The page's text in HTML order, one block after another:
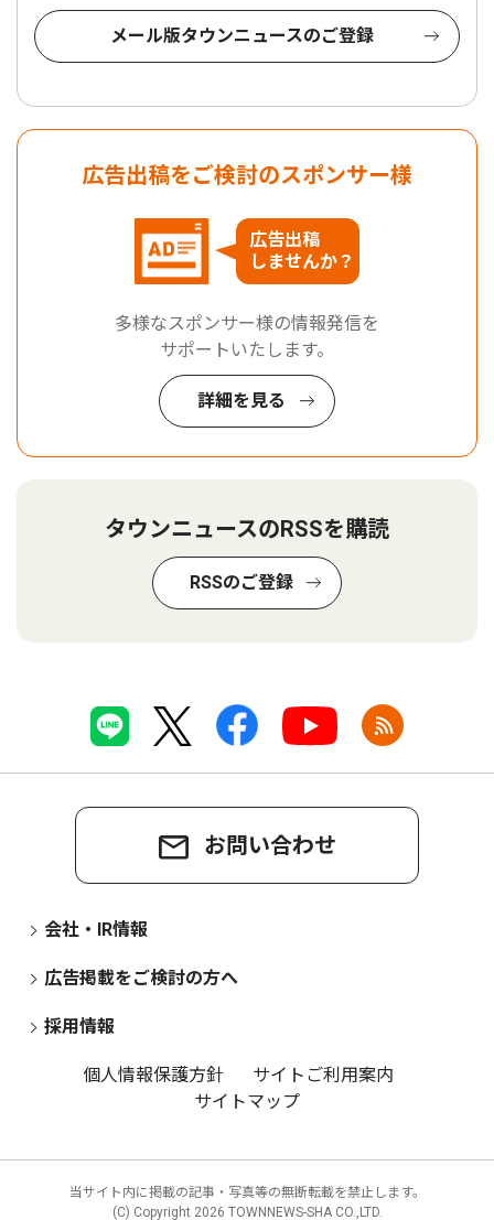
メール版タウンニュースのご登録
広告出稿をご検討のスポンサー様
広告出稿
しませんか？
多様なスポンサー様の情報発信を
サポートいたします。
詳細を見る
タウンニュースのRSSを購読
RSSのご登録
お問い合わせ
会社・IR情報
広告掲載をご検討の方へ
採用情報
個人情報保護方針
サイトご利用案内
サイトマップ
当サイト内に掲載の記事・写真等の無断転載を禁止します。
(C) Copyright 2026 TOWNNEWS-SHA CO.,LTD.